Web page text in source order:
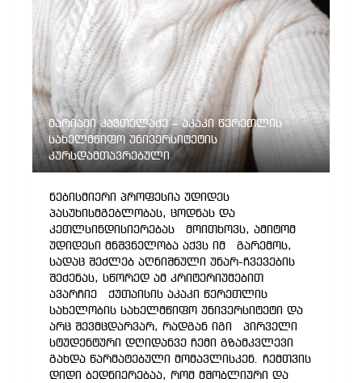
მარიამი კავთელაძე – აკაკი წერეთლის
სახელმწიფო უნივერსიტეტის
კურსდამთავრებული
ნებისმიერი პროფესია უდიდეს
პასუხისმგებლობას, ცოდნას და
კეთლსინდისიერებას მოითხოვს, ამიტომ
უდიდესი მნშვნელობა აქვს იმ გარემოს,
სადაც შეძლებ აღნიშნული უნარ-ჩვევების
შეძენას, სწორედ ამ კრიტერიუმებით
ავარჩიე ქუთაისის აკაკი წერეთლის
სახელობის სახელმწიფო უნივერსიტეტი და
არც შევმცდარვარ, რადგან იგი პირველი
სტუდენტური დღიდანვე ჩემი გზამკვლევი
გახდა წარმატებული მომავლისკენ. ჩემთვის
დიდი ბედნიერებაა, რომ მშობლიური და